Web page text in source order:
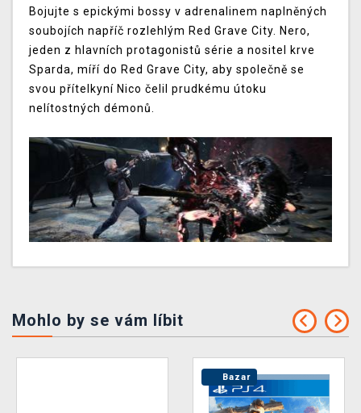
Bojujte s epickými bossy v adrenalinem naplněných
soubojích napříč rozlehlým Red Grave City. Nero,
jeden z hlavních protagonistů série a nositel krve
Sparda, míří do Red Grave City, aby společně se
svou přítelkyní Nico čelil prudkému útoku
nelítostných démonů.
Mohlo by se vám líbit
Bazar